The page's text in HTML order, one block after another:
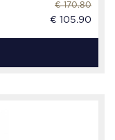
€ 170.80
€ 105.90